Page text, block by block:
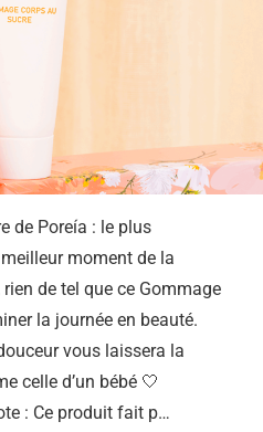
de Poreía : le plus
moment de la
de tel que ce Gommage
la journée en beauté.
vous laissera la
celle d’un bébé 🤍
: Ce produit fait p…